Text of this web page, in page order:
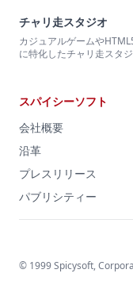
チャリ走スタジオ
カジュアルゲームや
に特化したチャリ走スタ
スパイシーソフト
会社概要
沿革
プレスリリース
パブリシティー
© 1999 Spicysoft,